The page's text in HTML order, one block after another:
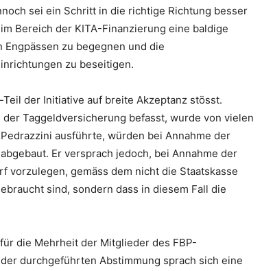
sei ein Schritt in die richtige Richtung besser
Bereich der KITA-Finanzierung eine baldige
zu begegnen und die
zu beseitigen.
der Initiative auf breite Akzeptanz stösst.
Taggeldversicherung befasst, wurde von vielen
ausführte, würden bei Annahme der
Er versprach jedoch, bei Annahme der
vorzulegen, gemäss dem nicht die Staatskasse
sind, sondern dass in diesem Fall die
die Mehrheit der Mitglieder des FBP-
durchgeführten Abstimmung sprach sich eine